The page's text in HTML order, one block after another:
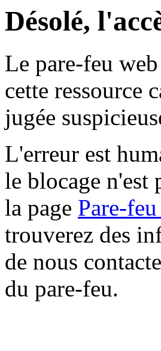
Désolé,
Le pare-feu
cette ressource
jugée
L'erreur est
le blocage n'est
la page Pare-
trouverez des
de nous
du pare-feu.